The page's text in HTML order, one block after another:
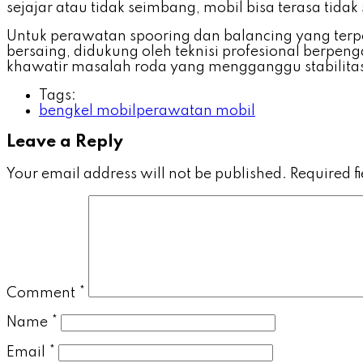
sejajar atau tidak seimbang, mobil bisa terasa
Untuk perawatan spooring dan balancing yang
bersaing, didukung oleh teknisi profesional
khawatir masalah roda yang mengganggu
Tags:
bengkel mobil perawatan mobil
Leave a Reply
Your email address will not be published. Required
Comment *
Name *
Email *